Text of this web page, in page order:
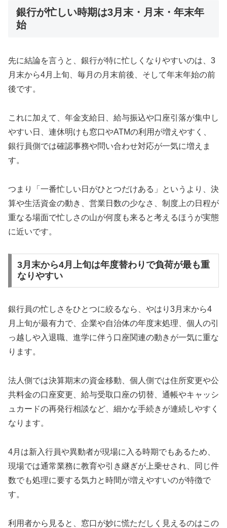
銀行が忙しい時期は3月末・月末・年末年
始
先に結論を言うと、銀行が特に忙しくなりやすいのは、3
月末から4月上旬、毎月の月末前後、そして年末年始の前
後です。
これに加えて、年金支給日、給与振込や口座引落が集中し
やすい日、連休明けも窓口やATMの利用が増えやすく、
銀行員側では確認事務や問い合わせ対応が一気に増えま
す。
つまり「一番忙しい日がひとつだけある」というより、決
算や生活資金の動き、営業日数の少なさ、制度上の日程が
重なる場面で忙しさの山が何度も来ると考えるほうが実態
に近いです。
3月末から4月上旬は年度替わりで負荷が最も重
なりやすい
銀行員の忙しさをひとつに絞るなら、やはり3月末から4
月上旬が最有力で、企業や自治体の年度末処理、個人の引
っ越しや入退職、進学に伴う口座関連の動きが一気に重な
ります。
法人側では決算期末の資金移動、個人側では住所変更や公
共料金の口座変更、給与受取口座の切替、通帳やキャッシ
ュカードの再発行相談など、細かな手続きが連続しやすく
なります。
4月は新入行員や異動者が現場に入る時期でもあるため、
現場では通常業務に教育や引き継ぎが上乗せされ、同じ件
数でも処理に要する気力と時間が増えやすいのが特徴で
す。
利用者から見ると、窓口が妙に慌ただしく見えるのはこの